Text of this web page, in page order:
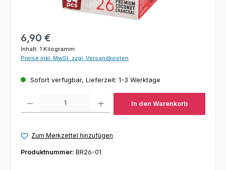
Regulärer Preis:
6,90 €
Inhalt: 1 Kilogramm
Preise inkl. MwSt. zzgl. Versandkosten
Sofort verfügbar, Lieferzeit: 1-3 Werktage
In den Warenkorb
Zum Merkzettel hinzufügen
Produktnummer: BR26-01